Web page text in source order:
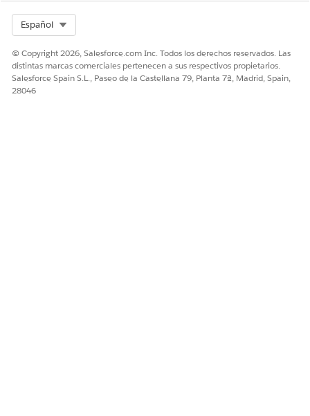
Español
© Copyright 2026, Salesforce.com Inc. Todos los derechos reservados. Las
distintas marcas comerciales pertenecen a sus respectivos propietarios.
Salesforce Spain S.L., Paseo de la Castellana 79, Planta 7ª, Madrid, Spain,
28046